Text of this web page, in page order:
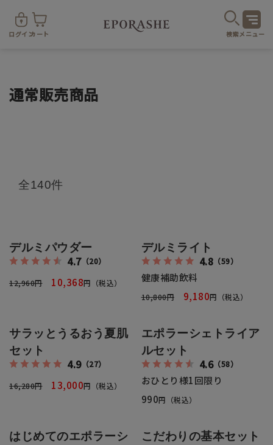
ログインカート 検索メニュー
スキンケア
メイクアップ
サプリメント
ヘアケア
シミ・くすみ
全商品一覧
メンバー特典
ご注文方法
定期便サービスについて
定期便サービス対象商品
定期便サービスご利用ガイド
会社概要
通常販売商品
全140件
デルミパウダー
4.7（20）
12,960円 10,368円（税込）
デルミライト
4.8 （59）
健康補助飲料
10,800円 9,180円（税込）
サラッとうるおう夏肌
セット
4.9（27）
16,280円 13,000円（税込）
エポラーシェトライア
ルセット
4.6（58）
おひとり様1回限り
990円（税込）
はじめてのエポラーシ
こだわりの基本セット